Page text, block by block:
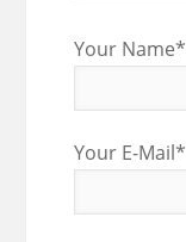
Your Name*
Your E-Mail*